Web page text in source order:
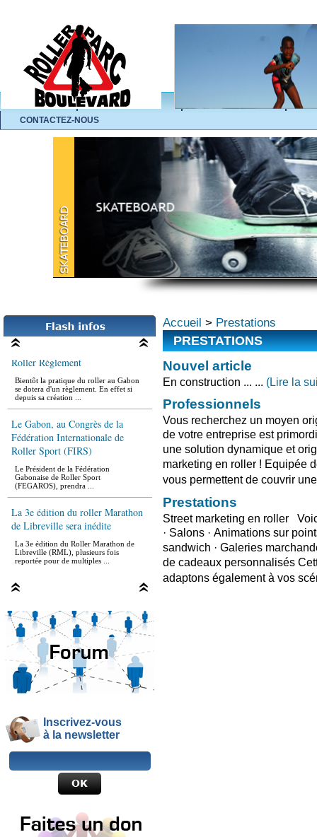
ACCUEIL L'ASSOCIATION
CONTACTEZ-NOUS
se dotera d'un règlement. En effet si
depuis sa création ...
Fédération Internationale de
Roller Sport (FIRS)
Gabonaise de Roller Sport
(FEGAROS), prendra ...
de Libreville sera inédite
Libreville (RML), plusieurs fois
reportée pour de multiples ...
La roller rando d'LBV
départ sera donné ...
Inscrivez-vous
à la newsletter
Accueil > Prestations
PRESTATIONS
Nouvel article
En construction ... ... (Lire la
Professionnels
Vous recherchez un moyen
de votre entreprise est
une solution dynamique et
marketing en roller ! Equipée
vous permettent de couvrir
Prestations
Street marketing en roller
· Salons · Animations sur
sandwich · Galeries
de cadeaux personnalisés
adaptons également à vos